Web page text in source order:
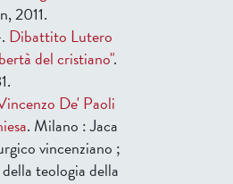
2011.
Dibattito Lutero
del cristiano".
De' Paoli
. Milano : Jaca
vincenziano ;
teologia della